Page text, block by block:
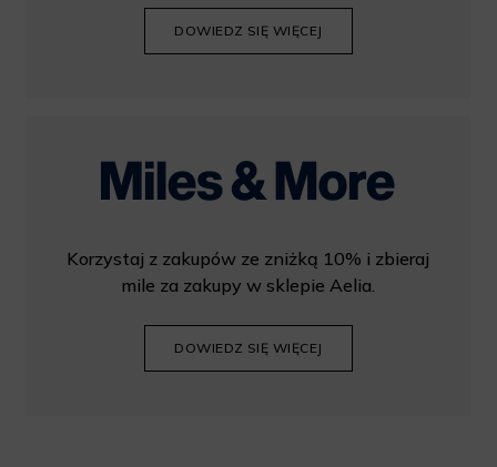
DOWIEDZ SIĘ WIĘCEJ
Korzystaj z zakupów ze zniżką 10% i zbieraj
mile za zakupy w sklepie Aelia.
DOWIEDZ SIĘ WIĘCEJ